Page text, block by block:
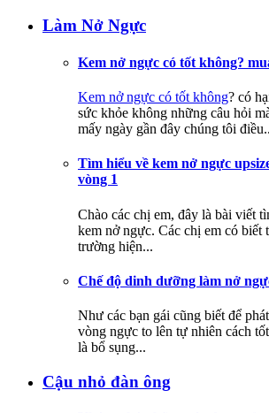
Làm Nở Ngực
Kem nở ngực có tốt không?
Kem nở ngực có tốt không? có
sức khỏe không những câu hỏi
mấy ngày gần đây chúng tôi
Tìm hiểu về kem nở ngực
vòng 1
Chào các chị em, đây là bài viết
kem nở ngực. Các chị em có biết
trường hiện...
Chế độ dinh dưỡng làm nở
Như các bạn gái cũng biết để
vòng ngực to lên tự nhiên cách
là bổ sụng...
Cậu nhỏ đàn ông